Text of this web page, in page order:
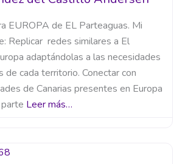
EUROPA de EL Parteaguas. Mi
Replicar redes similares a El
adaptándolas a las necesidades
de cada territorio. Conectar con
de Canarias presentes en Europa
Leer más…